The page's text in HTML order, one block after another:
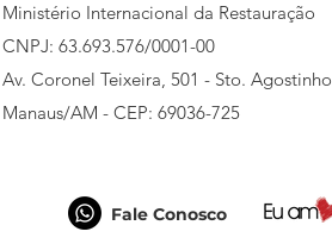
Ministério Internacional da Restauração
CNPJ: 63.693.576/0001-00
Av. Coronel Teixeira, 501 - Sto. Agostinho
Manaus/AM - CEP: 69036-725
Fale Conosco